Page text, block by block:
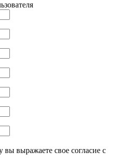
вы выражаете свое согласие с